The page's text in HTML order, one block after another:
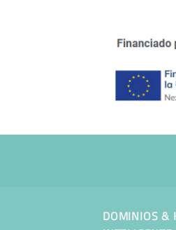
DOMINIOS &